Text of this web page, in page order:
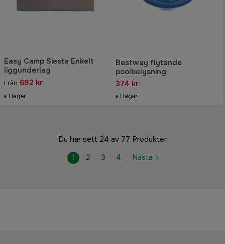
Easy Camp Siesta Enkelt
liggunderlag
Från 682 kr
I lager
Bestway flytande
poolbelysning
374 kr
I lager
Du har sett 24 av 77 Produkter
1
2 3 4 Nästa